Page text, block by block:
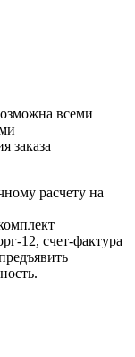
всеми
заказа
расчету на
12, счет-фактура